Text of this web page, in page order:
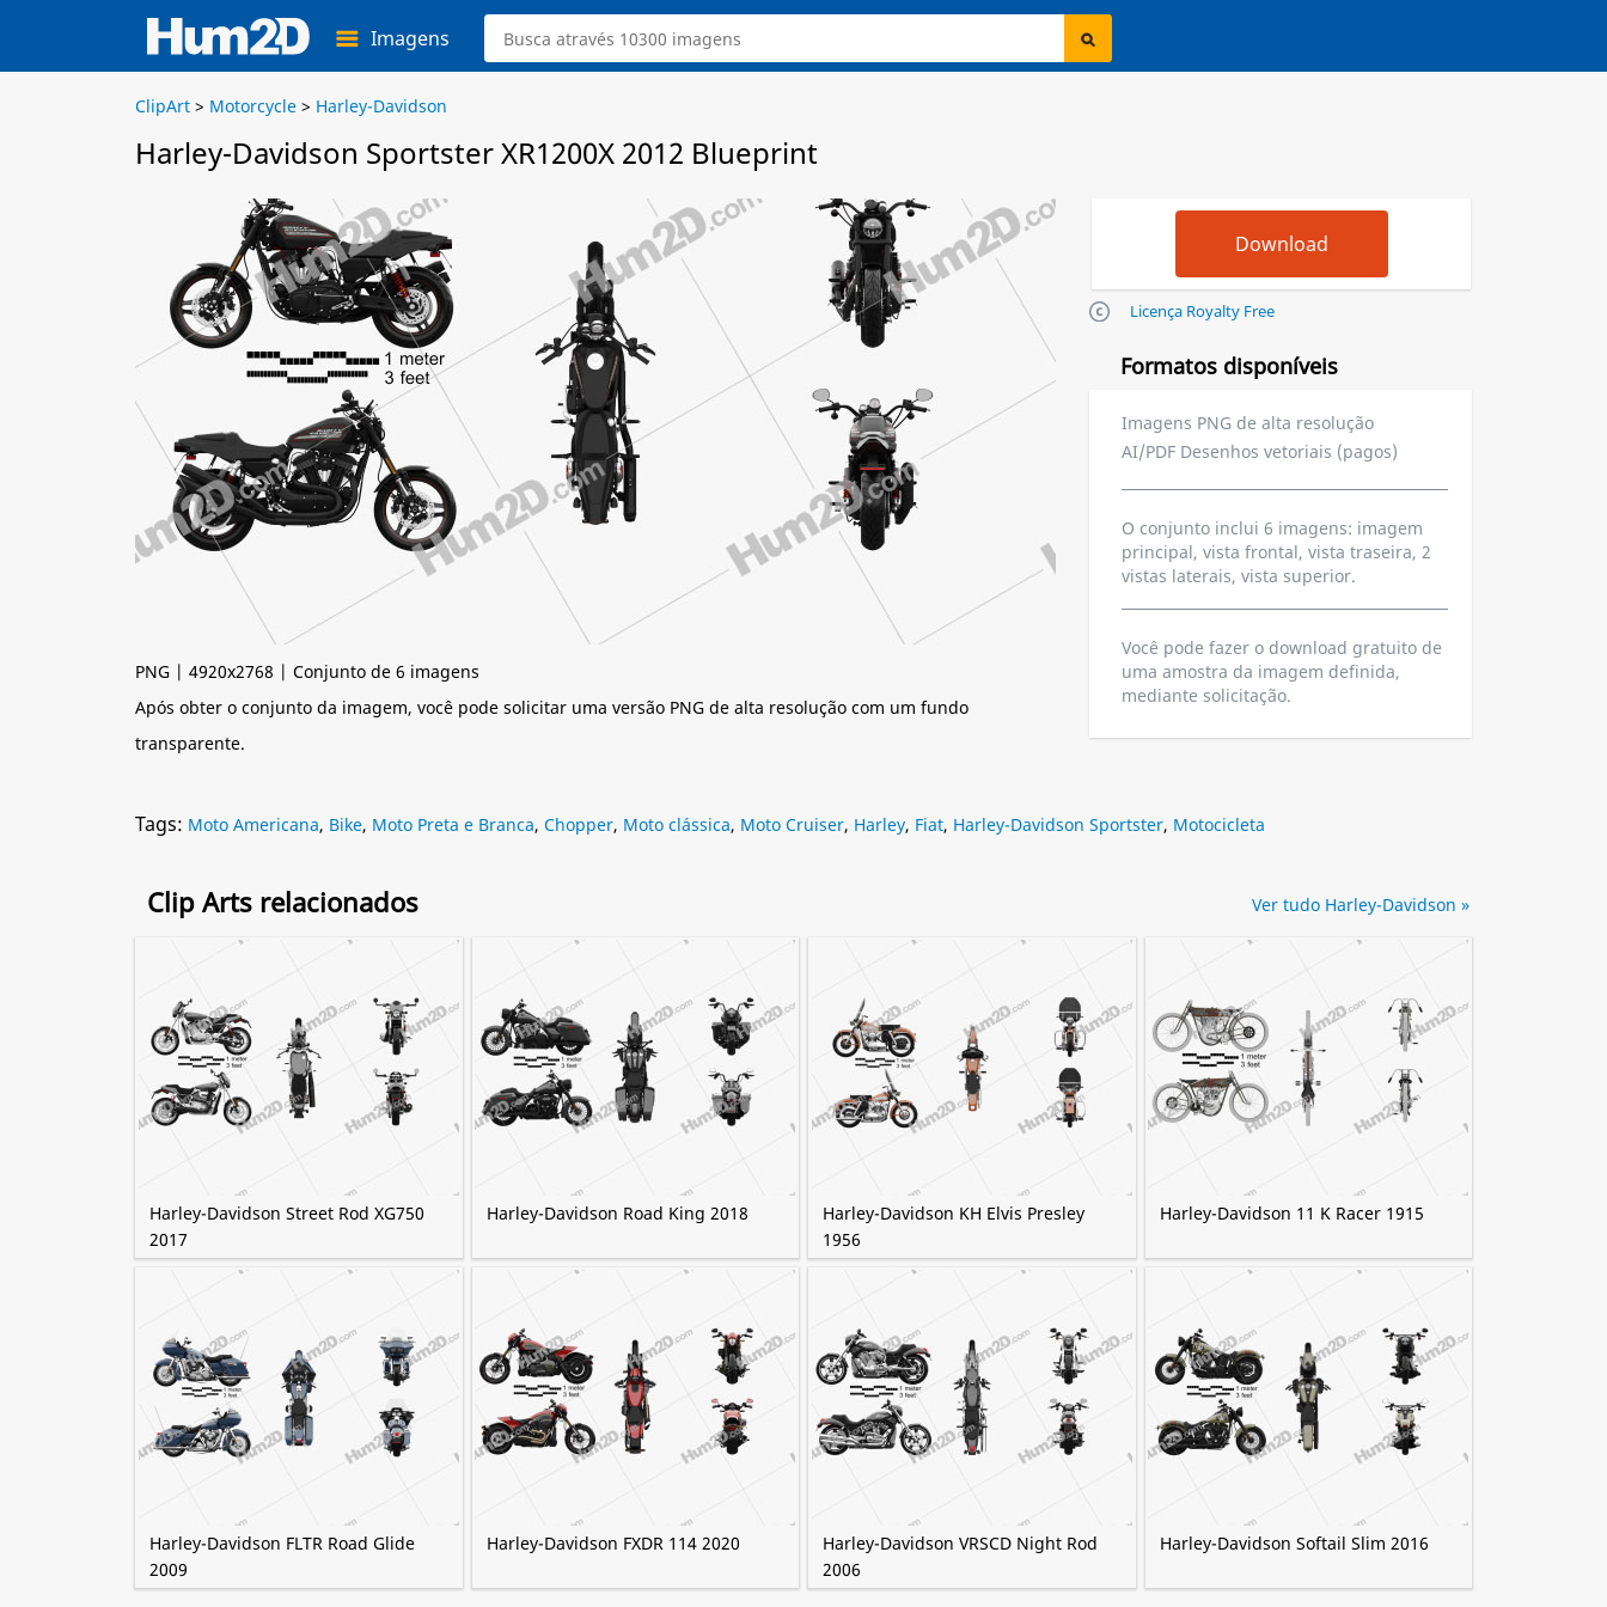
Imagens
ClipArt > Motorcycle > Harley-Davidson
Harley-Davidson Sportster XR1200X 2012 Blueprint
PNG | 4920x2768 | Conjunto de 6 imagens
Após obter o conjunto da imagem, você pode solicitar uma versão PNG de alta resolução com um fundo
transparente.
Licença Royalty Free
Formatos disponíveis
Imagens PNG de alta resolução
AI/PDF Desenhos vetoriais (pagos)
O conjunto inclui 6 imagens: imagem
principal, vista frontal, vista traseira, 2
vistas laterais, vista superior.
Você pode fazer o download gratuito de
uma amostra da imagem definida,
mediante solicitação.
Tags: Moto Americana, Bike, Moto Preta e Branca, Chopper, Moto clássica, Moto Cruiser, Harley, Fiat, Harley-Davidson Sportster, Motocicleta
Clip Arts relacionados
Harley-Davidson Street Rod XG750
2017
Harley-Davidson Road King 2018
Harley-Davidson KH Elvis Presley
1956
Harley-Davidson 11 K Racer 1915
Harley-Davidson FLTR Road Glide
2009
Harley-Davidson FXDR 114 2020
Harley-Davidson VRSCD Night Rod
2006
Harley-Davidson Softail Slim 2016
Ver tudo Harley-Davidson »